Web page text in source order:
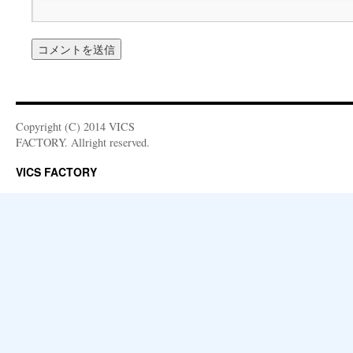
Copyright (C) 2014 VICS
FACTORY. Allright reserved.
VICS FACTORY